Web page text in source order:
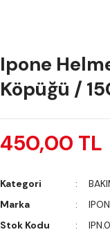
Ipone
Köpüğü /
450,00 TL
Kategori
Marka
Stok Kodu